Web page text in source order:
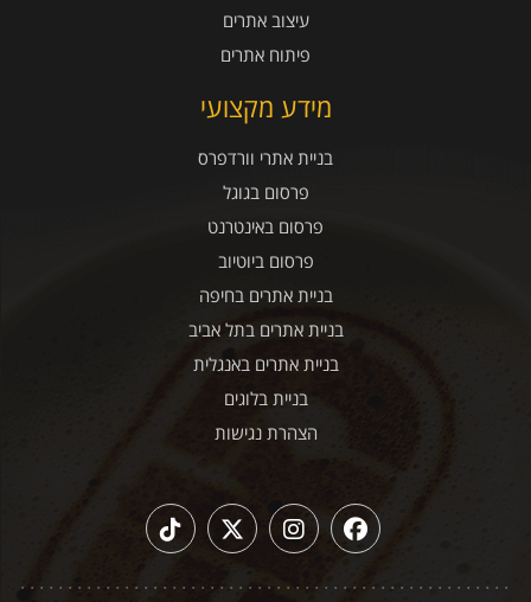
עיצוב אתרים
פיתוח אתרים
מידע מקצועי
בניית אתרי וורדפרס
פרסום בגוגל
פרסום באינטרנט
פרסום ביוטיוב
בניית אתרים בחיפה
בניית אתרים בתל אביב
בניית אתרים באנגלית
בניית בלוגים
הצהרת נגישות